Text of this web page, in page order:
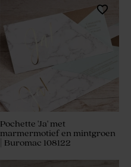
Pochette 'Ja' met
marmermotief en mintgroen
| Buromac 108122